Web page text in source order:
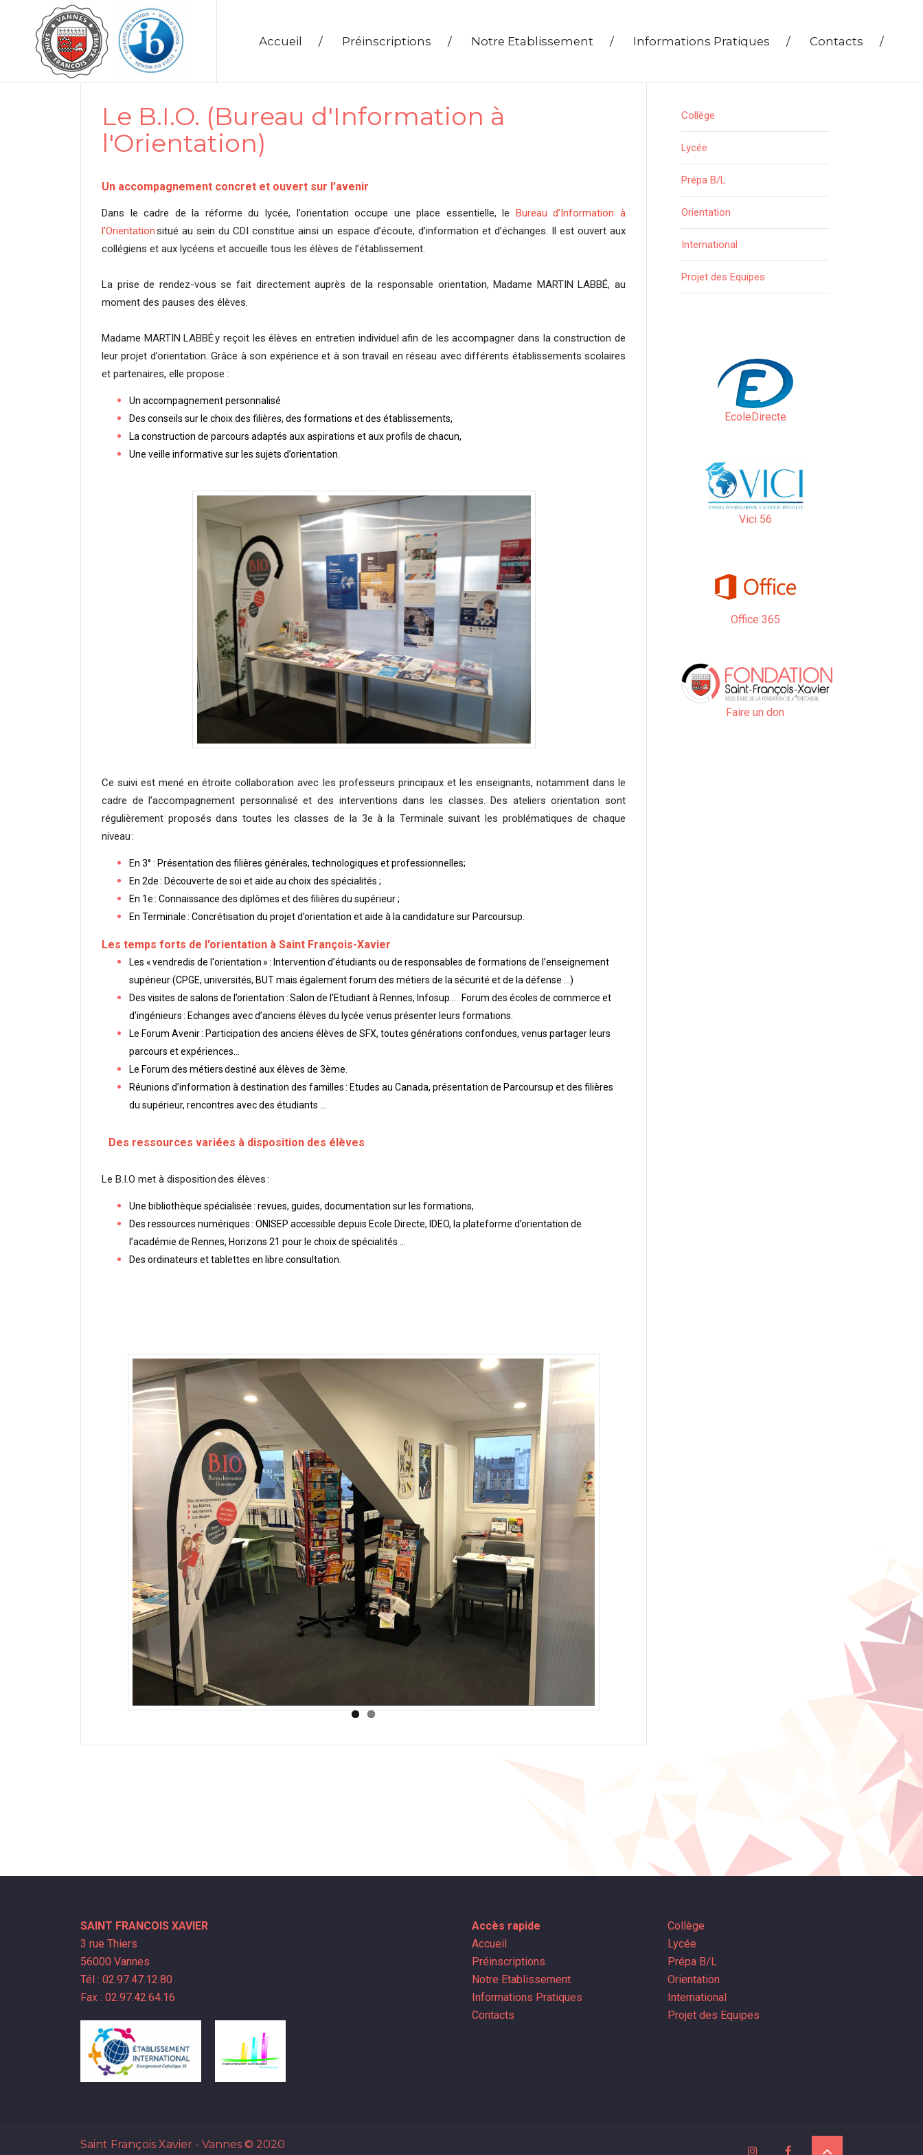
Accueil / Préinscriptions / Notre Etablissement / Informations Pratiques / Contacts /
Le B.I.O. (Bureau d'Information à
l'Orientation)
Un accompagnement concret et ouvert sur l’avenir
Dans le cadre de la réforme du lycée, l’orientation occupe une place essentielle, le Bureau d’Information à
l'Orientationsitué au sein du CDI constitue ainsi un espace d’écoute, d’information et d’échanges. Il est ouvert aux
collégiens et aux lycéens et accueille tous les élèves de l’établissement.
La prise de rendez-vous se fait directement auprès de la responsable orientation, Madame MARTIN LABBÉ, au
moment des pauses des élèves.
Madame MARTIN LABBÉ y reçoit les élèves en entretien individuel afin de les accompagner dans la construction de
leur projet d’orientation. Grâce à son expérience et à son travail en réseau avec différents établissements scolaires
et partenaires, elle propose :
Un accompagnement personnalisé
Des conseils sur le choix des filières, des formations et des établissements,
La construction de parcours adaptés aux aspirations et aux profils de chacun,
Une veille informative sur les sujets d’orientation.
Ce suivi est mené en étroite collaboration avec les professeurs principaux et les enseignants, notamment dans le
cadre de l’accompagnement personnalisé et des interventions dans les classes. Des ateliers orientation sont
régulièrement proposés dans toutes les classes de la 3e à la Terminale suivant les problématiques de chaque
niveau :
En 3° : Présentation des filières générales, technologiques et professionnelles;
En 2de : Découverte de soi et aide au choix des spécialités ;
En 1e : Connaissance des diplômes et des filières du supérieur ;
En Terminale : Concrétisation du projet d’orientation et aide à la candidature sur Parcoursup.
Les temps forts de l'orientation à Saint François-Xavier
Les « vendredis de l'orientation » : Intervention d’étudiants ou de responsables de formations de l’enseignement
supérieur (CPGE, universités, BUT mais également forum des métiers de la sécurité et de la défense …)
Des visites de salons de l’orientation : Salon de l’Etudiant à Rennes, Infosup… Forum des écoles de commerce et
d’ingénieurs : Echanges avec d’anciens élèves du lycée venus présenter leurs formations.
Le Forum Avenir : Participation des anciens élèves de SFX, toutes générations confondues, venus partager leurs
parcours et expériences...
Le Forum des métiers destiné aux élèves de 3ème.
Réunions d’information à destination des familles : Etudes au Canada, présentation de Parcoursup et des filières
du supérieur, rencontres avec des étudiants …
Des ressources variées à disposition des élèves
Le B.I.O met à disposition des élèves :
Une bibliothèque spécialisée : revues, guides, documentation sur les formations,
Des ressources numériques : ONISEP accessible depuis Ecole Directe, IDEO, la plateforme d’orientation de
l’académie de Rennes, Horizons 21 pour le choix de spécialités …
Des ordinateurs et tablettes en libre consultation.
Collège
Lycée
Prépa B/L
Orientation
International
Projet des Equipes
EcoleDirecte
Vici 56
Office 365
Faire un don
SAINT FRANCOIS XAVIER
3 rue Thiers
56000 Vannes
Tél : 02.97.47.12.80
Fax : 02.97.42.64.16
Accès rapide
Accueil
Préinscriptions
Notre Etablissement
Informations Pratiques
Contacts
Collège
Lycée
Prépa B/L
Orientation
International
Projet des Equipes
Saint François Xavier - Vannes © 2020